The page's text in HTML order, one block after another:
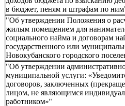
в бюджет, пеням и штрафам по
"Об утверждении Положения о
жилым помещением для
социального найма и договорам
государственного или
Новокубанского городского
"Об утверждении
муниципальной услуги:
договоров, заключенных
лицом, не являющимся
работником»"